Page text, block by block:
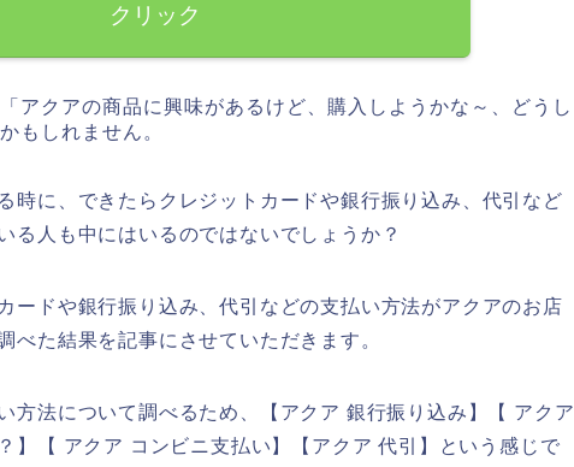
クリック
アクアの商品に興味があるけど、購入しようかな～、どうし
もしれません。
時に、できたらクレジットカードや銀行振り込み、代引など
る人も中にはいるのではないでしょうか？
ードや銀行振り込み、代引などの支払い方法がアクアのお店
べた結果を記事にさせていただきます。
方法について調べるため、【アクア 銀行振り込み】【 アクア
【 アクア コンビニ支払い】【アクア 代引】という感じで